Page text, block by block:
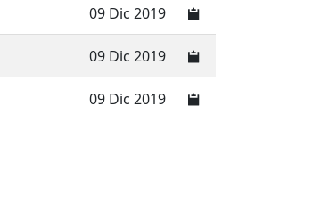
09 Dic 2019
09 Dic 2019
09 Dic 2019